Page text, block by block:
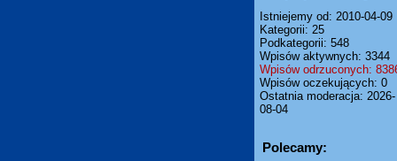
Istniejemy od: 2010-04-09
Kategorii: 25
Podkategorii: 548
Wpisów aktywnych: 3344
Wpisów odrzuconych:
Wpisów oczekujących: 0
Ostatnia moderacja: 2026-
08-04
Polecamy: